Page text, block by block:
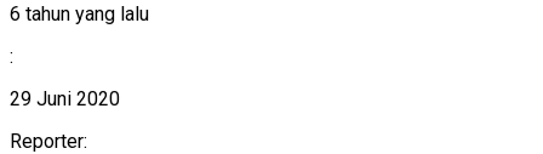
6 tahun yang lalu
:
29 Juni 2020
Reporter: